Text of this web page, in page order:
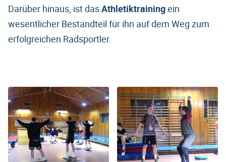
Darüber hinaus, ist dasAthletiktrainingein
wesentlicher Bestandteil für ihn auf dem Weg zum
erfolgreichen Radsportler.